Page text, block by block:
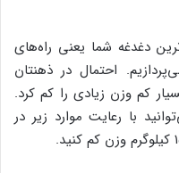
دغدغه شما یعنی راه‌های
ماه می‌پردازیم. احتمال در ذهنتان
کم وزن زیادی را کم کرد.
با رعایت موارد زیر در